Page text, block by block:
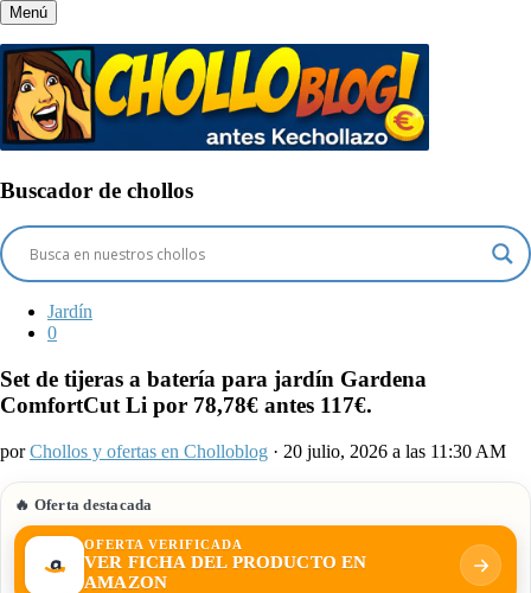
Menú
Buscador de chollos
Jardín
0
Set de tijeras a batería para jardín Gardena
ComfortCut Li por 78,78€ antes 117€.
porChollos y ofertas en Cholloblog · 20 julio, 2026 a las 11:30 AM
🔥 Oferta destacada
OFERTA VERIFICADA
VER FICHA DEL PRODUCTO EN
AMAZON